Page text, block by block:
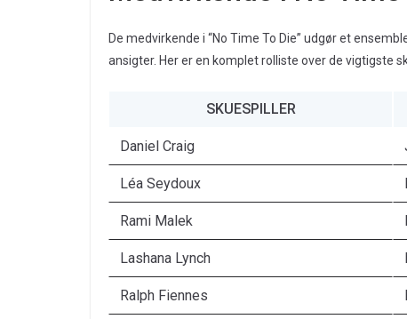
De medvirkende i “No Time To Die” udgør et
ansigter. Her er en komplet rolliste over de vigtigste
SKUESPILLER
Daniel Craig
Léa Seydoux
Rami Malek
Lashana Lynch
Ralph Fiennes